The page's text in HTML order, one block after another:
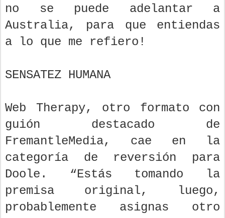
no se puede adelantar a
Australia, para que entiendas
a lo que me refiero!
SENSATEZ HUMANA
Web Therapy, otro formato con
guión destacado de
FremantleMedia, cae en la
categoría de reversión para
Doole. “Estás tomando la
premisa original, luego,
probablemente asignas otro